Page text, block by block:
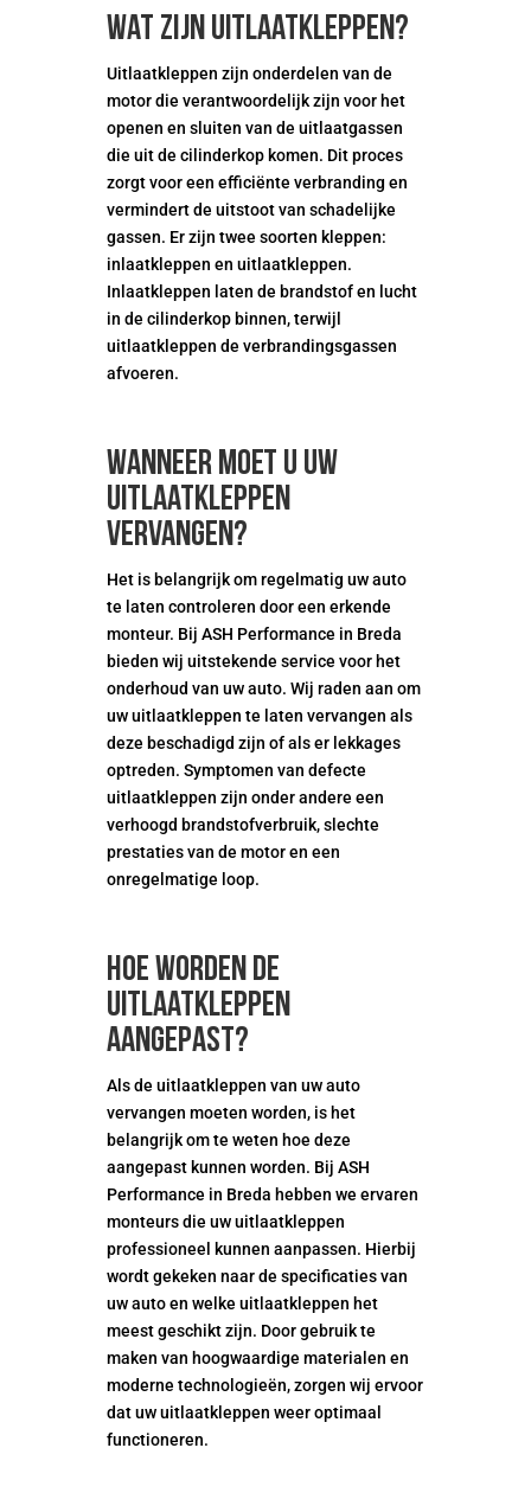
Wat zijn uitlaatkleppen?
Uitlaatkleppen zijn onderdelen van de
motor die verantwoordelijk zijn voor het
openen en sluiten van de uitlaatgassen
die uit de cilinderkop komen. Dit proces
zorgt voor een efficiënte verbranding en
vermindert de uitstoot van schadelijke
gassen. Er zijn twee soorten kleppen:
inlaatkleppen en uitlaatkleppen.
Inlaatkleppen laten de brandstof en lucht
in de cilinderkop binnen, terwijl
uitlaatkleppen de verbrandingsgassen
afvoeren.
Wanneer moet u uw
uitlaatkleppen
vervangen?
Het is belangrijk om regelmatig uw auto
te laten controleren door een erkende
monteur. Bij ASH Performance in Breda
bieden wij uitstekende service voor het
onderhoud van uw auto. Wij raden aan om
uw uitlaatkleppen te laten vervangen als
deze beschadigd zijn of als er lekkages
optreden. Symptomen van defecte
uitlaatkleppen zijn onder andere een
verhoogd brandstofverbruik, slechte
prestaties van de motor en een
onregelmatige loop.
Hoe worden de
uitlaatkleppen
aangepast?
Als de uitlaatkleppen van uw auto
vervangen moeten worden, is het
belangrijk om te weten hoe deze
aangepast kunnen worden. Bij ASH
Performance in Breda hebben we ervaren
monteurs die uw uitlaatkleppen
professioneel kunnen aanpassen. Hierbij
wordt gekeken naar de specificaties van
uw auto en welke uitlaatkleppen het
meest geschikt zijn. Door gebruik te
maken van hoogwaardige materialen en
moderne technologieën, zorgen wij ervoor
dat uw uitlaatkleppen weer optimaal
functioneren.